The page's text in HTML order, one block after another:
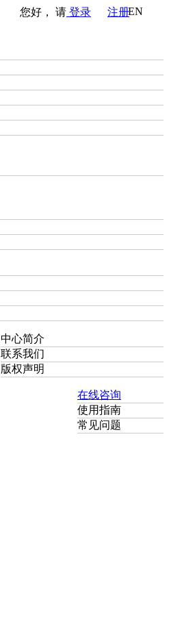
您好， 请 登录 注册EN
中心简介
联系我们
版权声明
在线咨询
使用指南
常见问题